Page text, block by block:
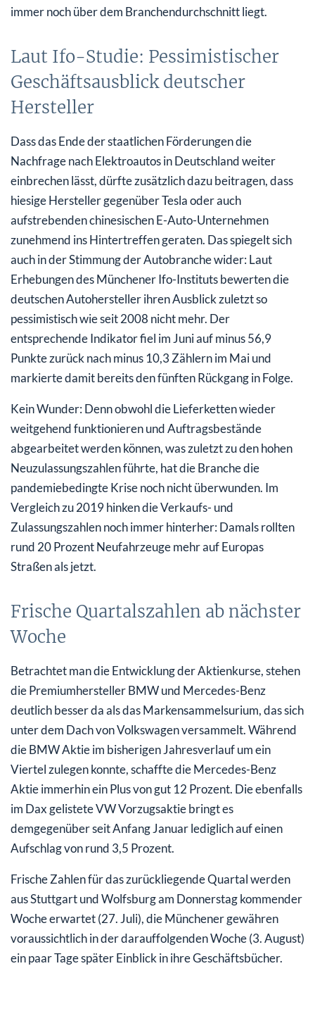
immer noch über dem Branchendurchschnitt liegt.
Laut Ifo-Studie: Pessimistischer
Geschäftsausblick deutscher
Hersteller
Dass das Ende der staatlichen Förderungen die
Nachfrage nach Elektroautos in Deutschland weiter
einbrechen lässt, dürfte zusätzlich dazu beitragen, dass
hiesige Hersteller gegenüber Tesla oder auch
aufstrebenden chinesischen E-Auto-Unternehmen
zunehmend ins Hintertreffen geraten. Das spiegelt sich
auch in der Stimmung der Autobranche wider: Laut
Erhebungen des Münchener Ifo-Instituts bewerten die
deutschen Autohersteller ihren Ausblick zuletzt so
pessimistisch wie seit 2008 nicht mehr. Der
entsprechende Indikator fiel im Juni auf minus 56,9
Punkte zurück nach minus 10,3 Zählern im Mai und
markierte damit bereits den fünften Rückgang in Folge.
Kein Wunder: Denn obwohl die Lieferketten wieder
weitgehend funktionieren und Auftragsbestände
abgearbeitet werden können, was zuletzt zu den hohen
Neuzulassungszahlen führte, hat die Branche die
pandemiebedingte Krise noch nicht überwunden. Im
Vergleich zu 2019 hinken die Verkaufs- und
Zulassungszahlen noch immer hinterher: Damals rollten
rund 20 Prozent Neufahrzeuge mehr auf Europas
Straßen als jetzt.
Frische Quartalszahlen ab nächster
Woche
Betrachtet man die Entwicklung der Aktienkurse, stehen
die Premiumhersteller BMW und Mercedes-Benz
deutlich besser da als das Markensammelsurium, das sich
unter dem Dach von Volkswagen versammelt. Während
die BMW Aktie im bisherigen Jahresverlauf um ein
Viertel zulegen konnte, schaffte die Mercedes-Benz
Aktie immerhin ein Plus von gut 12 Prozent. Die ebenfalls
im Dax gelistete VW Vorzugsaktie bringt es
demgegenüber seit Anfang Januar lediglich auf einen
Aufschlag von rund 3,5 Prozent.
Frische Zahlen für das zurückliegende Quartal werden
aus Stuttgart und Wolfsburg am Donnerstag kommender
Woche erwartet (27. Juli), die Münchener gewähren
voraussichtlich in der darauffolgenden Woche (3. August)
ein paar Tage später Einblick in ihre Geschäftsbücher.